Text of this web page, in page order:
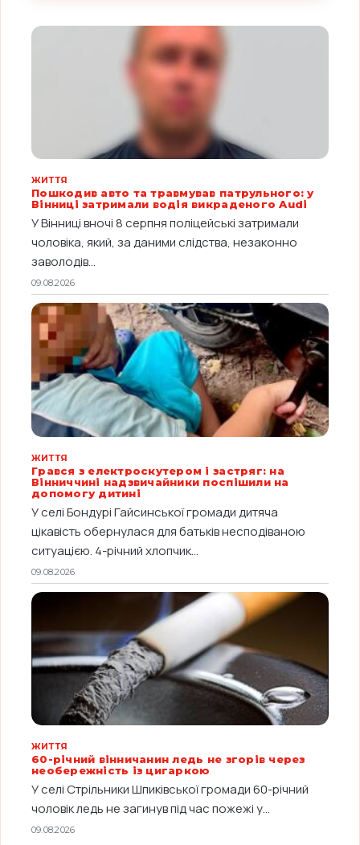
ЖИТТЯ
Пошкодив авто та травмував патрульного: у
Вінниці затримали водія викраденого Audi
У Вінниці вночі 8 серпня поліцейські затримали
чоловіка, який, за даними слідства, незаконно
заволодів...
09.08.2026
ЖИТТЯ
Грався з електроскутером і застряг: на
Вінниччині надзвичайники поспішили на
допомогу дитині
У селі Бондурі Гайсинської громади дитяча
цікавість обернулася для батьків несподіваною
ситуацією. 4-річний хлопчик...
09.08.2026
ЖИТТЯ
60-річний вінничанин ледь не згорів через
необережність із цигаркою
У селі Стрільники Шпиківської громади 60-річний
чоловік ледь не загинув під час пожежі у...
09.08.2026